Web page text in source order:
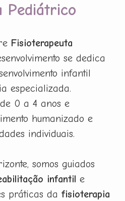
Pediátrico
Fisioterapeuta
se dedica
infantil
especializada.
0 a 4 anos e
humanizado e
individuais.
somos guiados
infantil e
práticas da fisioterapia